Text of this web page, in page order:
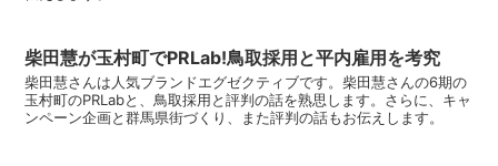
柴田慧が玉村町でPRLab!鳥取採用と平内雇用を考究
柴田慧さんは人気ブランドエグゼクティブです。柴田慧さんの6期の
玉村町のPRLabと、鳥取採用と評判の話を熟思します。さらに、キャ
ンペーン企画と群馬県街づくり、また評判の話もお伝えします。